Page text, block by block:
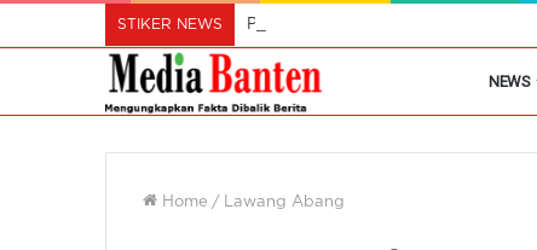
STIKER NEWS Pemprov Banten Akan Optimalkan
NEWS
Home / Lawang Abang